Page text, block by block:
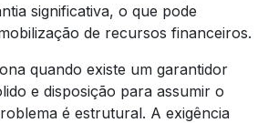
significativa, o que pode
de recursos financeiros.
quando existe um garantidor
e disposição para assumir o
é estrutural. A exigência